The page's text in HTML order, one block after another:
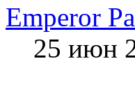
Emperor
25 июн